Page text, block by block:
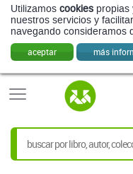
Utilizamos cookies propias
nuestros servicios y
navegando consideramos
aceptar más